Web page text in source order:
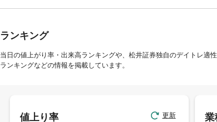
ランキング
当日の値上がり率・出来高ランキングや、松井証券独自のデイトレ適性
ランキングなどの情報を掲載しています。